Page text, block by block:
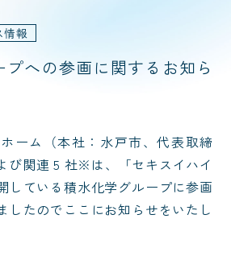
情報
への参画に関するお知ら
ーム（本社：水戸市、代表取締
び関連 5 社※は、「セキスイハイ
している積水化学グループに参画
したのでここにお知らせをいたし